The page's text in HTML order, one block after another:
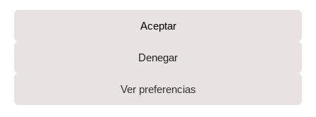
Aceptar
Denegar
Ver preferencias
NEXT GENERATION (EU) DEL MECANISMO DE
RECUPERACIÓN Y RESILIENCIA